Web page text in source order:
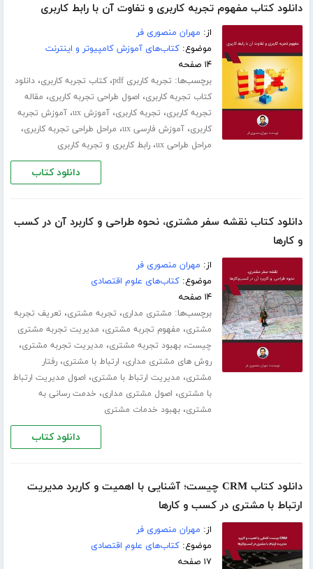
دانلود کتاب مفهوم تجربه کاربری و تفاوت آن با رابط کاربری
از: مهران منصوری فر
موضوع:کتاب‌های آموزش کامپیوتر و اینترنت
۱۴ صفحه
برچسب‌ها: تجربه کاربری pdf ،کتاب تجربه کاربری،دانلود
کتاب تجربه کاربری، اصول طراحی تجربه کاربری، مقاله
تجربه کاربری، تجربه کاربری،آموزش ux ،آموزش تجربه
کاربری،آموزش فارسی ux ، مراحل طراحی تجربه کاربری،
مراحل طراحی ux ،رابط کاربری و تجربه کاربری
دانلود کتاب
دانلود کتاب نقشه سفر مشتری، نحوه طراحی و کاربرد آن در کسب
و‌ کارها
از: مهران منصوری فر
موضوع:کتاب‌های علوم اقتصادی
۱۴ صفحه
برچسب‌ها: مشتری مداری، تجربه مشتری، تعریف تجربه
مشتری، مفهوم تجربه مشتری، مدیریت تجربه مشتری
چیست،بهبود تجربه مشتری، مدیریت تجربه مشتری،
روش های مشتری مداری، ارتباط با مشتری،رفتار
مشتری، مدیریت ارتباط با مشتری، اصول مدیریت ارتباط
با مشتری، اصول مشتری مداری، خدمت رسانی به
مشتری،بهبود خدمات مشتری
دانلود کتاب
دانلود کتاب CRM چیست؛ آشنایی با اهمیت و کاربرد مدیریت
ارتباط با مشتری در کسب و‌ کارها
از: مهران منصوری فر
موضوع:کتاب‌های علوم اقتصادی
۱۷ صفحه